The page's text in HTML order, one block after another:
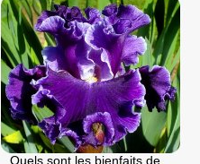
Quels sont les bienfaits de